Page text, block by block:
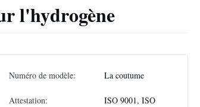
l'hydrogène
Numéro de modèle: La coutume
Attestation:
ISO 9001, ISO